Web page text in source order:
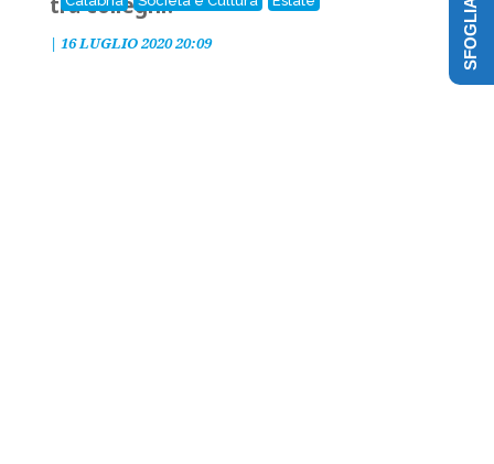
| 16 LUGLIO 2020 20:09 SFOGLIA